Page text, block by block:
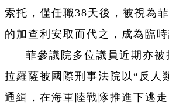
索托，僅任職38天後，被視為
的加查利安取而代之，成為臨時
菲參議院多位議員近期亦
拉羅薩被國際刑事法院以“反人
通緝，在海軍陸戰隊推進下逃